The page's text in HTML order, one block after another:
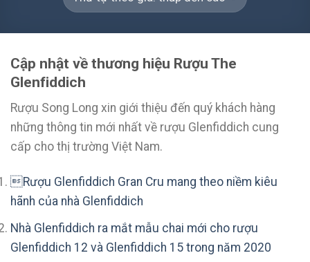
Cập nhật về thương hiệu Rượu The
Glenfiddich
Rượu Song Long xin giới thiệu đến quý khách hàng
những thông tin mới nhất về rượu Glenfiddich cung
cấp cho thị trường Việt Nam.
Rượu Glenfiddich Gran Cru mang theo niềm kiêu
hãnh của nhà Glenfiddich
Nhà Glenfiddich ra mắt mẫu chai mới cho rượu
Glenfiddich 12 và Glenfiddich 15 trong năm 2020